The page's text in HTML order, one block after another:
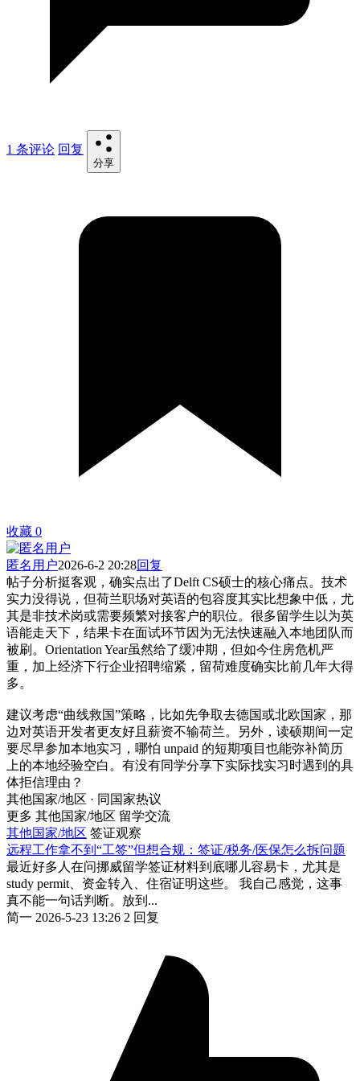
1 条评论 回复
分享
收藏 0
匿名用户2026-6-2 20:28回复
帖子分析挺客观，确实点出了Delft CS硕士的核心痛点。技术
实力没得说，但荷兰职场对英语的包容度其实比想象中低，尤
其是非技术岗或需要频繁对接客户的职位。很多留学生以为英
语能走天下，结果卡在面试环节因为无法快速融入本地团队而
被刷。Orientation Year虽然给了缓冲期，但如今住房危机严
重，加上经济下行企业招聘缩紧，留荷难度确实比前几年大得
多。
建议考虑“曲线救国”策略，比如先争取去德国或北欧国家，那
边对英语开发者更友好且薪资不输荷兰。另外，读硕期间一定
要尽早参加本地实习，哪怕 unpaid 的短期项目也能弥补简历
上的本地经验空白。有没有同学分享下实际找实习时遇到的具
体拒信理由？
其他国家/地区 · 同国家热议
更多 其他国家/地区 留学交流
其他国家/地区 签证观察
远程工作拿不到“工签”但想合规：签证/税务/医保怎么拆问题
最近好多人在问挪威留学签证材料到底哪儿容易卡，尤其是
study permit、资金转入、住宿证明这些。 我自己感觉，这事
真不能一句话判断。放到...
简一 2026-5-23 13:26 2 回复